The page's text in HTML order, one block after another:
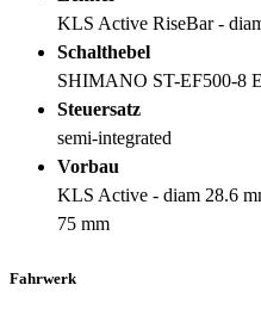
KLS Active RiseBar -
Schalthebel
SHIMANO ST-EF500-8
Steuersatz
semi-integrated
Vorbau
KLS Active - diam 28.6
75 mm
Fahrwerk